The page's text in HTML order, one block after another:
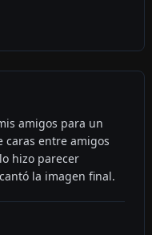
amigos para un
caras entre amigos
hizo parecer
la imagen final.